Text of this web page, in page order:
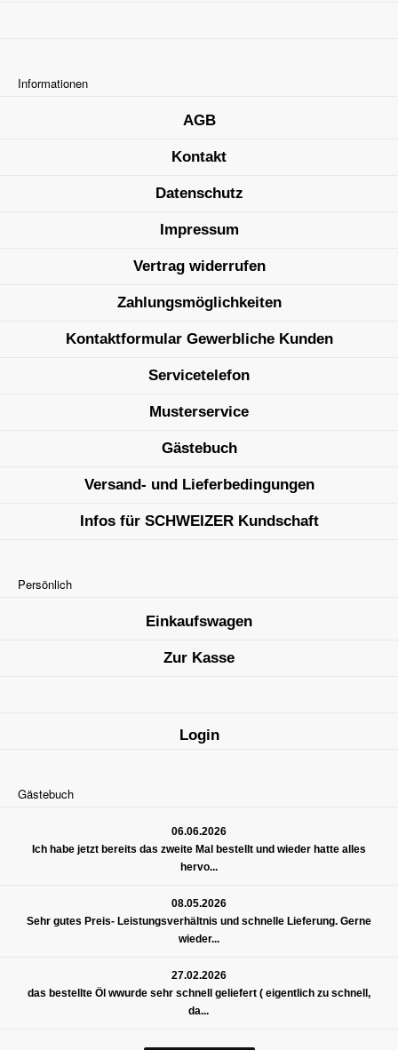
Informationen
AGB
Kontakt
Datenschutz
Impressum
Vertrag widerrufen
Zahlungsmöglichkeiten
Kontaktformular Gewerbliche Kunden
Servicetelefon
Musterservice
Gästebuch
Versand- und Lieferbedingungen
Infos für SCHWEIZER Kundschaft
Persönlich
Einkaufswagen
Zur Kasse
Login
Gästebuch
06.06.2026
Ich habe jetzt bereits das zweite Mal bestellt und wieder hatte alles
hervo...
08.05.2026
Sehr gutes Preis- Leistungsverhältnis und schnelle Lieferung. Gerne
wieder...
27.02.2026
das bestellte Öl wwurde sehr schnell geliefert ( eigentlich zu schnell,
da...